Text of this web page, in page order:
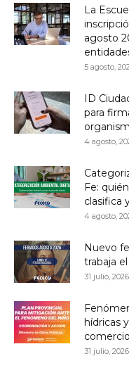
La
agosto
5 agosto,
ID
para
4 agosto,
Fe:
clasifica
4 agosto,
Nuevo
trabaja
31 julio, 2026
hídricas
31 julio, 2026